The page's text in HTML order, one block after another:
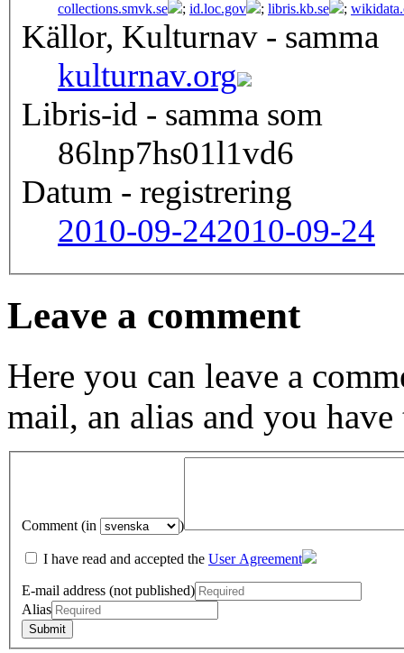
collections.smvk.se ; id.loc.gov ; libris.kb.se ;
Källor, Kulturnav - samma
kulturnav.org
Libris-id - samma som
86lnp7hs01l1vd6
Datum - registrering
2010-09-242010-09-24
Leave a comment
Here you can leave a
mail, an alias and you have
Comment (in )
I have read and accepted the User Agreement
E-mail address (not published)
Alias